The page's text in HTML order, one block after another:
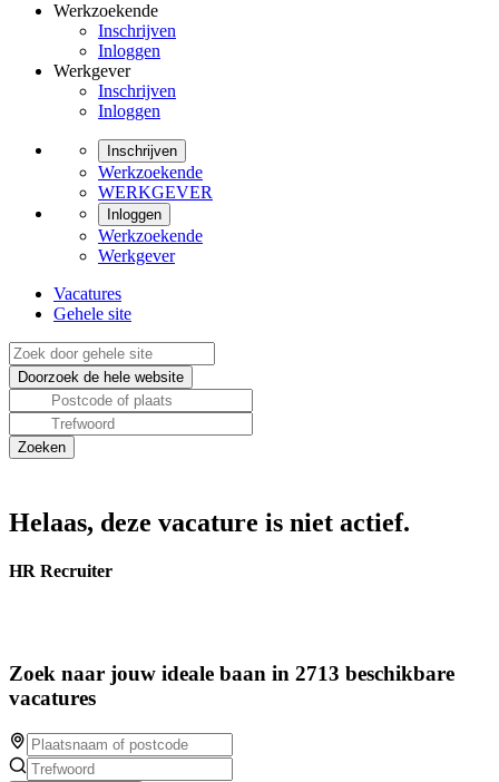
Werkzoekende
Inschrijven
Inloggen
Werkgever
Inschrijven
Inloggen
Inschrijven
Werkzoekende
WERKGEVER
Inloggen
Werkzoekende
Werkgever
Vacatures
Gehele site
Helaas, deze vacature is niet actief.
HR Recruiter
Zoek naar jouw ideale baan in 2713 beschikbare
vacatures